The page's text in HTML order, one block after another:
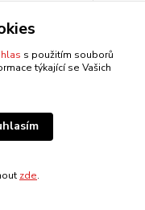
sklad 4-10
s použitím souborů
týkající se Vašich
zde.